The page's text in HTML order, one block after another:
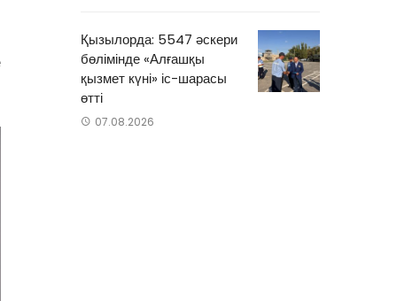
Қызылорда: 5547 әскери
бөлімінде «Алғашқы
қызмет күні» іс-шарасы
өтті
07.08.2026